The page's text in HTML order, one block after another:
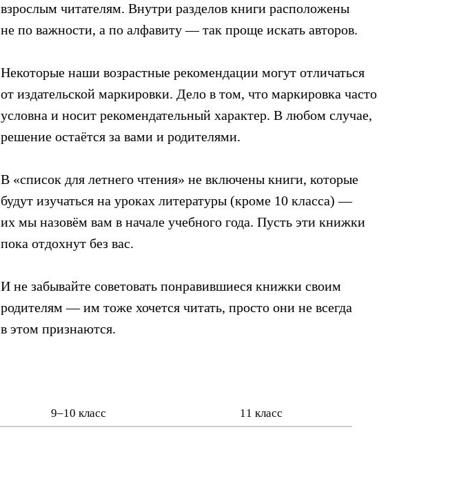
взрослым читателям. Внутри разделов книги расположены
не по важности, а по алфавиту — так проще искать авторов.
Некоторые наши возрастные рекомендации могут отличаться
от издательской маркировки. Дело в том, что маркировка часто
условна и носит рекомендательный характер. В любом случае,
решение остаётся за вами и родителями.
В «список для летнего чтения» не включены книги, которые
будут изучаться на уроках литературы (кроме 10 класса) —
их мы назовём вам в начале учебного года. Пусть эти книжки
пока отдохнут без вас.
И не забывайте советовать понравившиеся книжки своим
родителям — им тоже хочется читать, просто они не всегда
в этом признаются.
9–10 класс 11 класс